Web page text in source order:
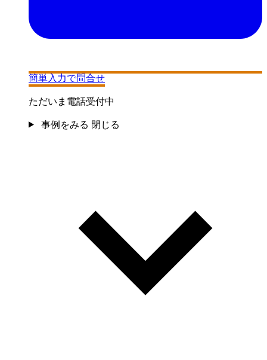
簡単入力で問合せ
ただいま電話受付中
事例をみる 閉じる